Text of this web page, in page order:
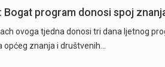
Bogat program donosi spoj
ovoga tjedna donosi tri dana ljetnog
znanja i društvenih…